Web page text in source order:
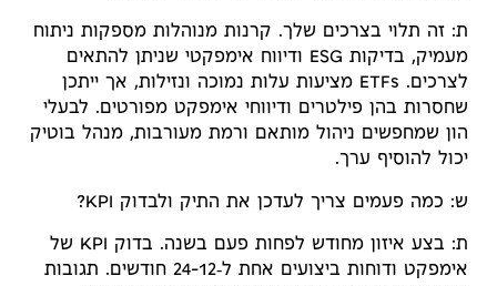
ת: זה תלוי בצרכים שלך. קרנות מנוהלות מספקות ניתוח
מעמיק, בדיקות ESG ודיווח אימפקטי שניתן להתאים
לצרכים. ETFs מציעות עלות נמוכה ונזילות, אך ייתכן
שחסרות בהן פילטרים ודיווחי אימפקט מפורטים. לבעלי
הון שמחפשים ניהול מותאם ורמת מעורבות, מנהל בוטיק
יכול להוסיף ערך.
ש: כמה פעמים צריך לעדכן את התיק ולבדוק KPI?
ת: בצע איזון מחודש לפחות פעם בשנה. בדוק KPI של
אימפקט ודוחות ביצועים אחת ל‑12–24 חודשים. תגובות